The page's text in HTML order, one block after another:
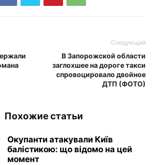
Следующий
В Запорожской области
заглохшее на дороге такси
спровоцировало двойное
ДТП (ФОТО)
Похожие статьи
Окупанти атакували Київ
балістикою: що відомо на цей
момент